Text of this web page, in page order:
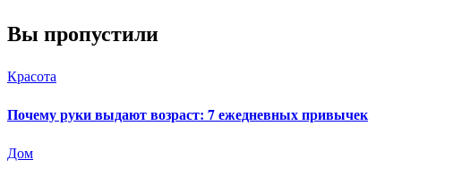
Вы пропустили
Красота
Почему руки выдают возраст: 7 ежедневных привычек
Дом